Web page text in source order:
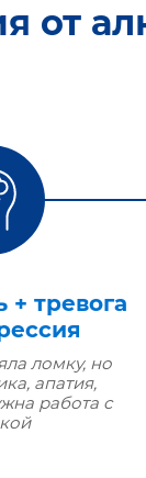
от
+ тревога
ломку, но
апатия,
работа с